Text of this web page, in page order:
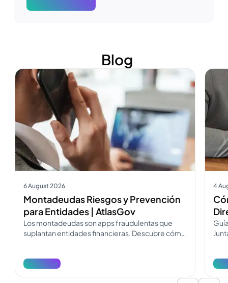
Blog
Ver más
6 August 2026
Montadeudas Riesgos y Prevención
para Entidades | AtlasGov
Los montadeudas son apps fraudulentas que
suplantan entidades financieras. Descubre cómo
Ver más
Ver
4
Ver